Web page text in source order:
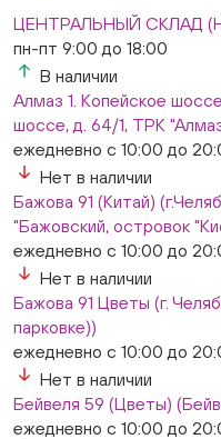
Невский. Черкасская
Черкасская, д.17/1, за
ежедневно с 10:00 до
Нет в наличии
Овчинникова, д 12
12А)
ежедневно с 10:00 до
Нет в наличии
Слава. Копейск,
8/1, ТЦ "Слава")
ежедневно с 10:00 до
Нет в наличии
Слон. Миасс,
Нет в наличии
Сталеваров 5(ЦВЕТЫ)
5/3)
ежедневно с 10:00 до
Нет в наличии
ЦЕНТРАЛЬНЫЙ СКЛАД
пн-пт 9:00 до 18:00
В наличии
Алмаз 1. Копейское
шоссе, д. 64/1, ТРК
ежедневно с 10:00 до
Нет в наличии
Бажова 91 (Китай)
"Бажовский, островок
ежедневно с 10:00 до
Нет в наличии
Бажова 91 Цветы (г.
парковке))
ежедневно с 10:00 до
Нет в наличии
Бейвеля 59 (Цветы)
ежедневно с 10:00 до